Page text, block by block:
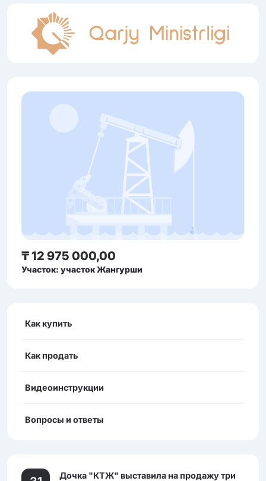
₸ 12 975 000,00
Участок: участок Жангурши
Как купить
Как продать
Видеоинструкции
Вопросы и ответы
Дочка "КТЖ" выставила на продажу три